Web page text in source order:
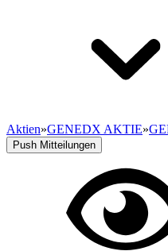
Aktien»GENEDX AKTIE»
Push Mitteilungen